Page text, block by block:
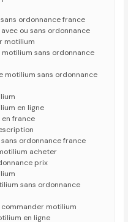
ordonnance france
ou sans ordonnance
motilium
sans ordonnance
motilium sans ordonnance
en ligne
france
ordonnance france
acheter
prix
sans ordonnance
motilium
en ligne